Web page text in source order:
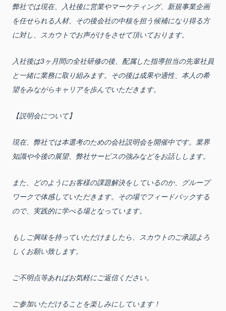
弊社では現在、入社後に営業やマーケティング、新規事業企画
を任せられる人材、その後会社の中核を担う候補になり得る方
に対し、スカウトでお声がけをさせて頂いております。
入社後は3ヶ月間の全社研修の後、配属した指導担当の先輩社員
と一緒に業務に取り組みます。その後は成果や適性、本人の希
望をみながらキャリアを歩んでいただきます。
【説明会について】
現在、弊社では本選考のための会社説明会を開催中です。業界
知識や今後の展望、弊社サービスの強みなどをお話しします。
また、どのようにお客様の課題解決をしているのか、グループ
ワークで体感していただきます。その場でフィードバックする
ので、実践的に学べる場となっています。
もしご興味を持っていただけましたら、スカウトのご承認よろ
しくお願い致します。
ご不明点等あればお気軽にご返信ください。
ご参加いただけることを楽しみにしています！